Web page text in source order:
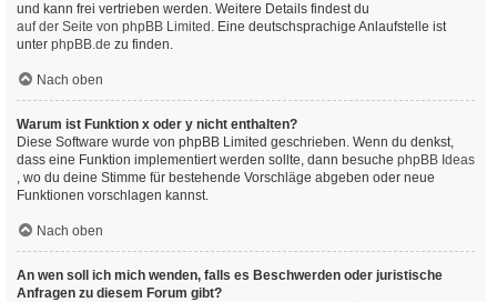
und kann frei vertrieben werden. Weitere Details findest du
auf der Seite von phpBB Limited . Eine deutschsprachige Anlaufstelle ist
unter phpBB.de zu finden.
Nach oben
Warum ist Funktion x oder y nicht enthalten?
Diese Software wurde von phpBB Limited geschrieben. Wenn du denkst,
dass eine Funktion implementiert werden sollte, dann besuche phpBB Ideas
, wo du deine Stimme für bestehende Vorschläge abgeben oder neue
Funktionen vorschlagen kannst.
Nach oben
An wen soll ich mich wenden, falls es Beschwerden oder juristische
Anfragen zu diesem Forum gibt?